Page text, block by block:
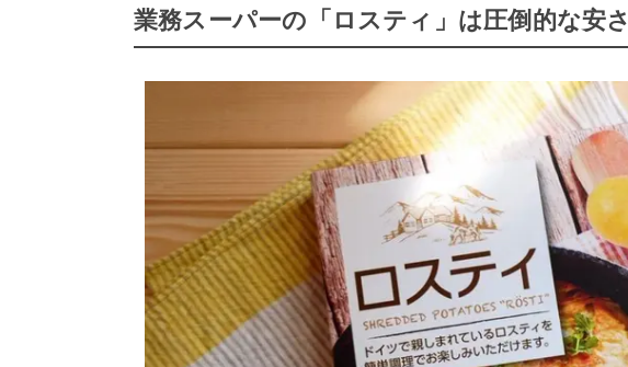
業務スーパーの「ロスティ」は圧倒的な安さ